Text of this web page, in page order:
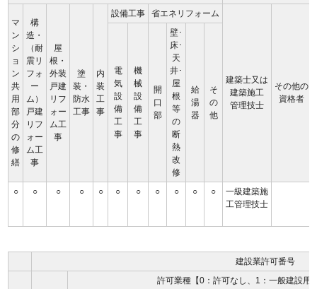
マ
ン
シ
ョ
ン
共
用
部
分
の
修
繕
構
造・
（耐
震リ
フォ
ー
ム）
戸建
リフ
ォー
ム工
事
屋
根・
外装
戸建
リフ
ォー
ム工
事
塗
装・
防水
工事
内
装
工
事
設備工事 省エネリフォーム
建築士又は
建築施工
管理技士
その他の
資格者
電
気
設
備
工
事
機
械
設
備
工
事
開
口
部
壁･
床･
天
井･
屋
根
等
の
断
熱
改
修
給
湯
器
そ
の
他
○ ○ ○ ○ ○ ○ ○ ○ ○ ○ ○
一級建築施
工管理技士
建設業許可番号
許可業種【0：許可なし、1：一般建設用